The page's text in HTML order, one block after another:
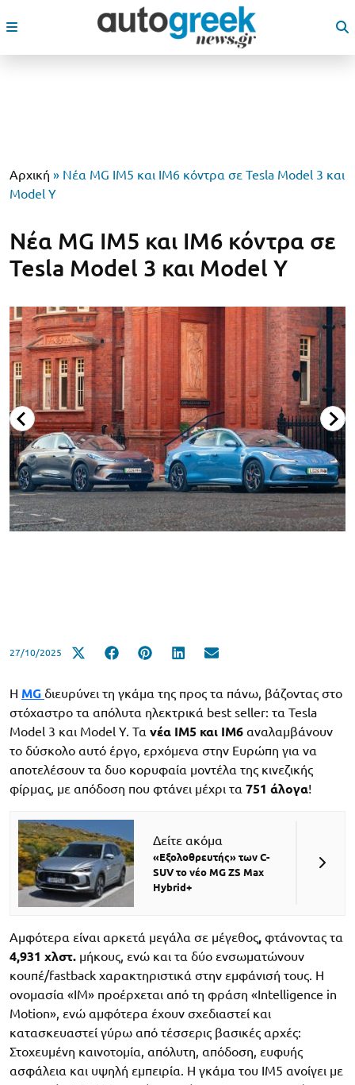
Αρχική » Νέα MG IM5 και IM6 κόντρα σε Tesla Model 3 και
Model Y
Νέα MG IM5 και IM6 κόντρα σε
Tesla Model 3 και Model Y
27/10/2025
Η MG διευρύνει τη γκάμα της προς τα πάνω, βάζοντας στο
στόχαστρο τα απόλυτα ηλεκτρικά best seller: τα Tesla
Model 3 και Model Y. Τα νέα IM5 και IM6 αναλαμβάνουν
το δύσκολο αυτό έργο, ερχόμενα στην Ευρώπη για να
αποτελέσουν τα δυο κορυφαία μοντέλα της κινεζικής
φίρμας, με απόδοση που φτάνει μέχρι τα 751 άλογα!
Δείτε ακόμα
«Εξολοθρευτής» των C-
SUV το νέο MG ZS Max
Hybrid+
Αμφότερα είναι αρκετά μεγάλα σε μέγεθος φτάνοντας τα
4,931 χλστ. μήκους, ενώ και τα δύο ενσωματώνουν
κουπέ/fastback χαρακτηριστικά στην εμφάνισή τους. Η
ονομασία «IM» προέρχεται από τη φράση «Intelligence in
Motion», ενώ αμφότερα έχουν σχεδιαστεί και
κατασκευαστεί γύρω από τέσσερις βασικές αρχές:
Στοχευμένη καινοτομία, απόλυτη, απόδοση, ευφυής
ασφάλεια και υψηλή εμπειρία. Η γκάμα του IM5 ανοίγει με